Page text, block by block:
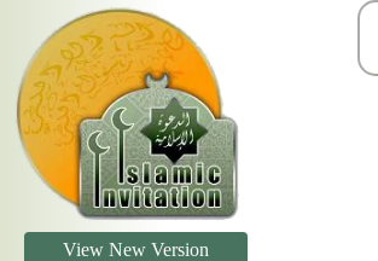
View New Version